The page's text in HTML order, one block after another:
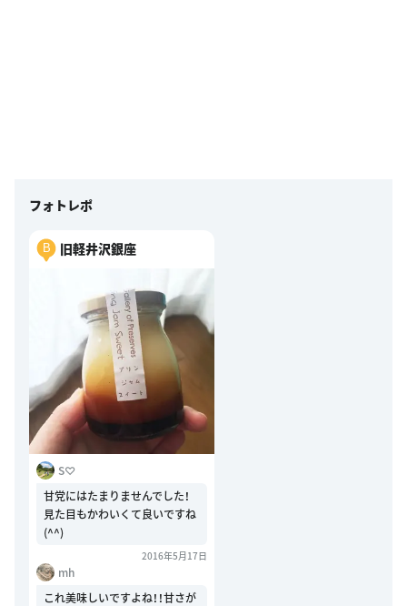
フォトレポ
B 旧軽井沢銀座
S♡
甘党にはたまりませんでした！
見た目もかわいくて良いですね
(^^)
2016年5月17日
mh
これ美味しいですよね！！甘さが